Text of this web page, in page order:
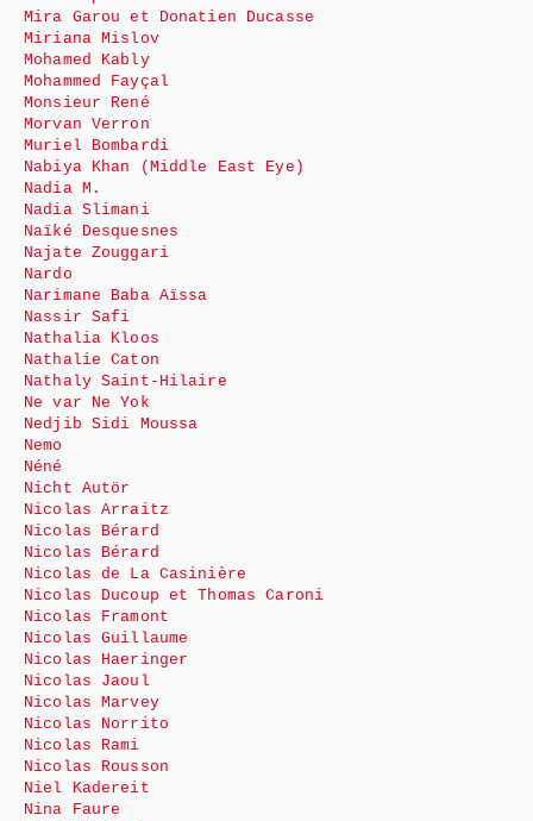
Mira Garou et Donatien Ducasse
Miriana Mislov
Mohamed Kably
Mohammed Fayçal
Monsieur René
Morvan Verron
Muriel Bombardi
Nabiya Khan (Middle East Eye)
Nadia M.
Nadia Slimani
Naïké Desquesnes
Najate Zouggari
Nardo
Narimane Baba Aïssa
Nassir Safi
Nathalia Kloos
Nathalie Caton
Nathaly Saint-Hilaire
Ne var Ne Yok
Nedjib Sidi Moussa
Nemo
Néné
Nicht Autör
Nicolas Arraitz
Nicolas Bérard
Nicolas Bérard
Nicolas de La Casinière
Nicolas Ducoup et Thomas Caroni
Nicolas Framont
Nicolas Guillaume
Nicolas Haeringer
Nicolas Jaoul
Nicolas Marvey
Nicolas Norrito
Nicolas Rami
Nicolas Rousson
Niel Kadereit
Nina Faure